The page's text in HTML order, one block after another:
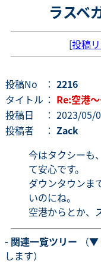
ラスベ
[投稿
投稿No ： 2216
タイトル ： Re:空港
投稿日
： 2023/05/
投稿者
： Zack
今はタクシーも
て安心です。
ダウンタウンま
いのにね。
空港からとか、
- 関連一覧ツリー （
します）